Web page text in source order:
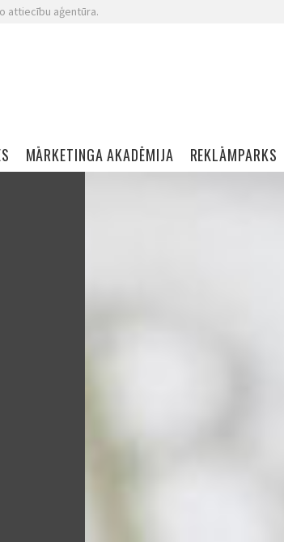
attiecību aģentūra.
MĀRKETINGA AKADĒMIJA REKLĀMPARKS